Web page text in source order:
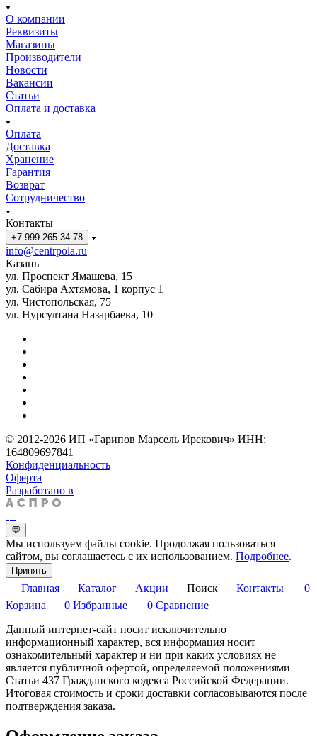
О компании
Реквизиты
Магазины
Производители
Новости
Вакансии
Статьи
Оплата и доставка
Оплата
Доставка
Хранение
Гарантия
Возврат
Сотрудничество
Контакты
+7 999 265 34 78
info@centrpola.ru
Казань
ул. Проспект Ямашева, 15
ул. Сабира Ахтямова, 1 корпус 1
ул. Чистопольская, 75
ул. Нурсултана Назарбаева, 10
© 2012-2026 ИП «Гарипов Марсель Ирекович» ИНН:
164809697841
Конфиденциальность
Оферта
Разработано в
💬
Мы используем файлы cookie. Продолжая пользоваться
сайтом, вы соглашаетесь с их использованием. Подробнее.
Принять
Главная Каталог Акции Поиск Контакты
0
Корзина
0 Избранные 0 Сравнение
Данный интернет-сайт носит исключительно
информационный характер, вся информация носит
ознакомительный характер и ни при каких условиях не
является публичной офертой, определяемой положениями
Статьи 437 Гражданского кодекса Российской Федерации.
Итоговая стоимость и сроки доставки согласовываются после
подтверждения заказа.